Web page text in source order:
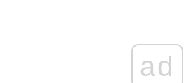
ad